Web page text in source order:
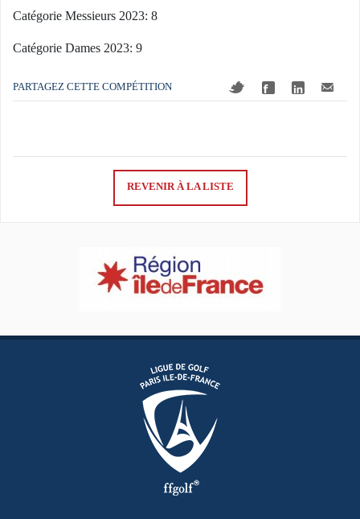
Catégorie Messieurs 2023: 8
Catégorie Dames 2023: 9
PARTAGEZ CETTE COMPÉTITION
REVENIR À LA LISTE